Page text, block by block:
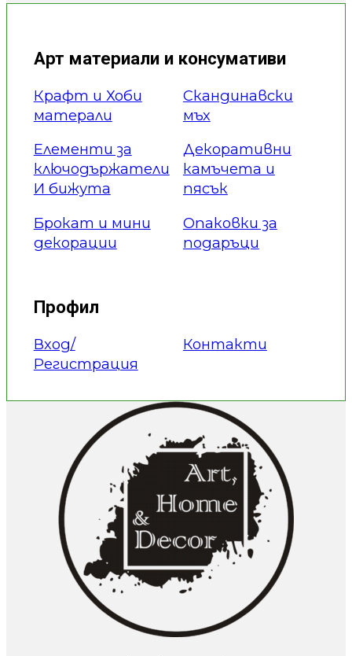
Арт материали и консумативи
Крафт и Хоби
матерали
Елементи за
ключодържатели
И бижута
Брокат и мини
декорации
Скандинавски
мъх
Декоративни
камъчета и
пясък
Опаковки за
подаръци
Профил
Вход/
Регистрация
Контакти